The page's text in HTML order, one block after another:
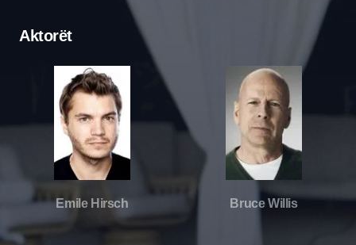
Aktorët
Emile Hirsch Bruce Willis